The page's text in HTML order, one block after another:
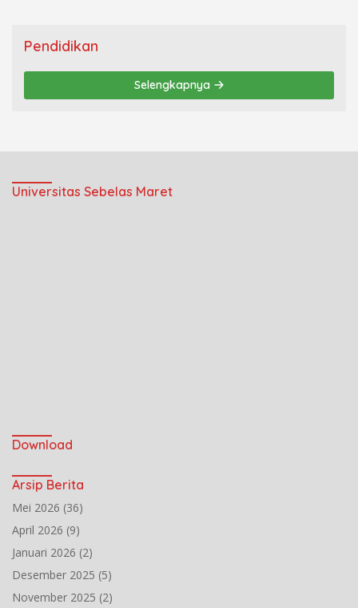
Pendidikan
Selengkapnya
Universitas Sebelas Maret
Download
Arsip Berita
Mei 2026 (36)
April 2026 (9)
Januari 2026 (2)
Desember 2025 (5)
November 2025 (2)